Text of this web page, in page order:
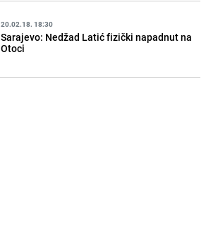
20.02.18. 18:30
Sarajevo: Nedžad Latić fizički napadnut na
Otoci